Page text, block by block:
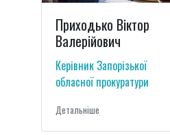
Приходько Віктор
Валерійович
Керівник Запорізької
обласної прокуратури
Детальнiше